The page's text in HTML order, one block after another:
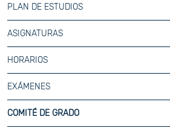
PLAN DE ESTUDIOS
ASIGNATURAS
HORARIOS
EXÁMENES
COMITÉ DE GRADO